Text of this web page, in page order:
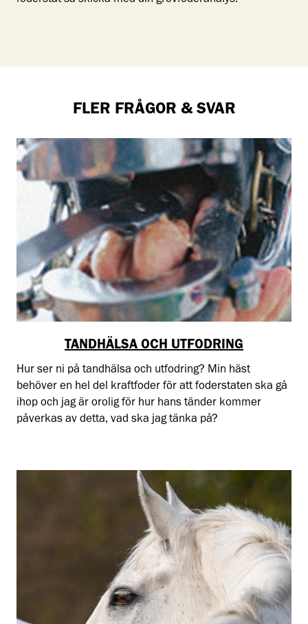
FLER FRÅGOR & SVAR
TANDHÄLSA OCH UTFODRING
Hur ser ni på tandhälsa och utfodring? Min häst
behöver en hel del kraftfoder för att foderstaten ska gå
ihop och jag är orolig för hur hans tänder kommer
påverkas av detta, vad ska jag tänka på?